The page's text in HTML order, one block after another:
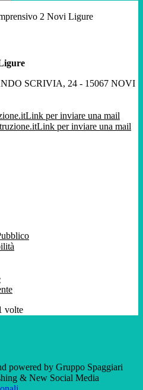
2 Novi Ligure
SCRIVIA, 24 - 15067 NOVI
Link per inviare una mail
Link per inviare una mail
volte
powered by Gruppo Spaggiari
& New Social Media